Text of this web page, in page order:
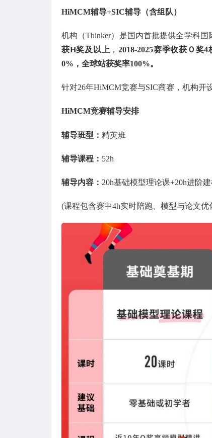
HiMCM辅导+SIC辅导（含组队）
机构（Thinker）是国内首批提供全学科国
获H奖及以上 ，2018-2025赛季收获Ｏ奖
0%，全球站获奖率100%。
针对26年HiMCM竞赛与SIC商赛，机构开
HiMCM竞赛辅导安排
辅导班型： 精英班
辅导课程： 52h
辅导内容： 20h基础模型理论课+20h进阶
(课程包含赛中4h实时陪跑、模型与论文优